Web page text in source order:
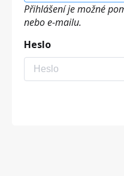
Přihlášení je možné
nebo e-mailu.
Heslo